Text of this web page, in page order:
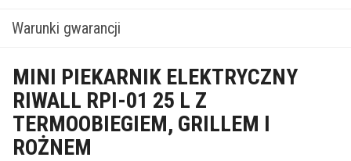
Warunki gwarancji
MINI PIEKARNIK ELEKTRYCZNY
RIWALL RPI-01 25 L Z
TERMOOBIEGIEM, GRILLEM I
ROŻNEM